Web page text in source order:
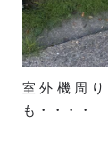
室外機周
も・・・・